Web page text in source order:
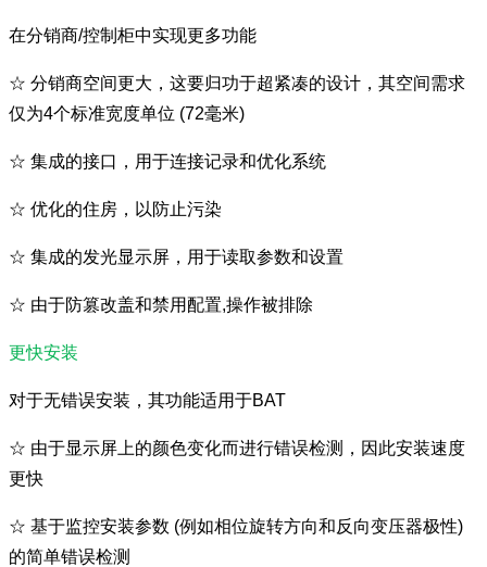
在分销商/控制柜中实现更多功能
☆ 分销商空间更大，这要归功于超紧凑的设计，其空间需求
仅为4个标准宽度单位 (72毫米)
☆ 集成的接口，用于连接记录和优化系统
☆ 优化的住房，以防止污染
☆ 集成的发光显示屏，用于读取参数和设置
☆ 由于防篡改盖和禁用配置,操作被排除
更快安装
对于无错误安装，其功能适用于BAT
☆ 由于显示屏上的颜色变化而进行错误检测，因此安装速度
更快
☆ 基于监控安装参数 (例如相位旋转方向和反向变压器极性)
的简单错误检测